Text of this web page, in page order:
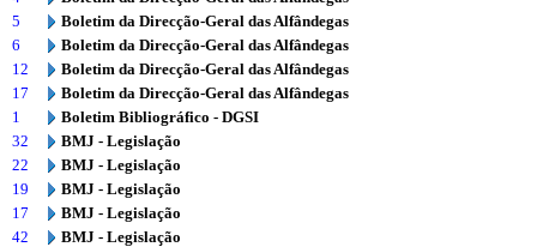
5
Boletim da Direcção-Geral das Alfândegas
6
Boletim da Direcção-Geral das Alfândegas
12
Boletim da Direcção-Geral das Alfândegas
17
Boletim da Direcção-Geral das Alfândegas
1
Boletim Bibliográfico - DGSI
32
BMJ - Legislação
22
BMJ - Legislação
19
BMJ - Legislação
17
BMJ - Legislação
42
BMJ - Legislação